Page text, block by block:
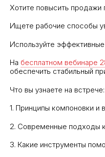
Хотите повысить продажи
Ищете рабочие способы
Используйте
На бесплатном вебинаре 2
обеспечить стабильный
Что вы узнаете на встрече:
1. Принципы компоновки и
2. Современные подходы
3. Какие инструменты